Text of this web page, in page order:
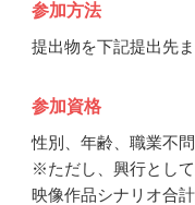
参加方法
提出物を下記提出先
参加資格
性別、年齢、職業不問
※ただし、興行とし
映像作品シナリオ合